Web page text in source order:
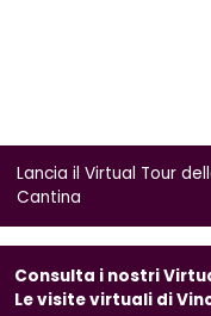
Lancia il Virtual Tour
Cantina
Consulta i nostri
Le visite virtuali di